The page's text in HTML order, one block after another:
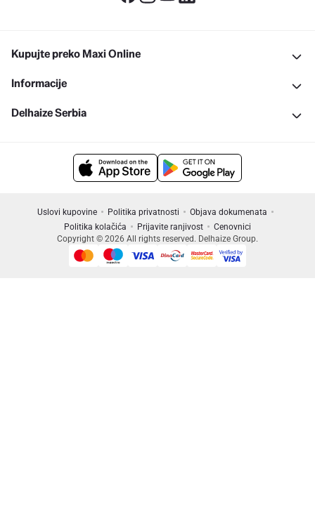
Kupujte preko Maxi Online
Informacije
Delhaize Serbia
Uslovi kupovine Politika privatnosti
Objava dokumenata
Politika kolačića
Prijavite ranjivost
Cenovnici
Copyright © 2026 All rights reserved. Delhaize Group.